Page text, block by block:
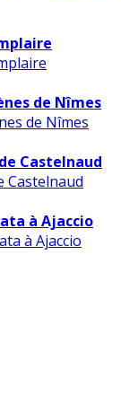
de Nîmes
Castelnaud
à Ajaccio